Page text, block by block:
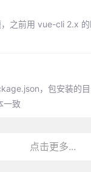
之前用 vue-cli 2.x
，包安装的
一致
点击更多...